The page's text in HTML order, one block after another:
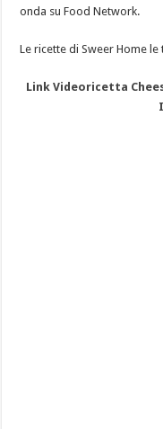
onda su Food Network.
Le ricette di Sweer Home
Link Videoricetta